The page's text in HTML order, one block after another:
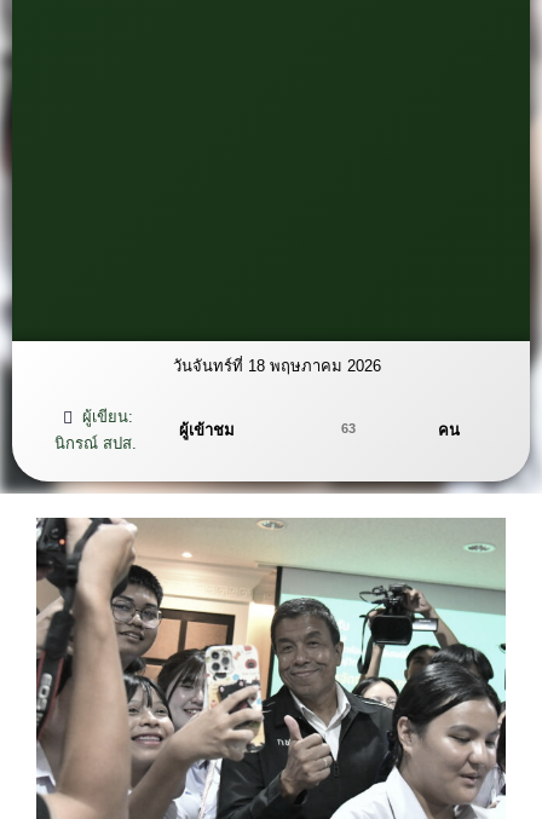
วันจันทร์ที่ 18 พฤษภาคม 2026
ผู้เขียน:
นิกรณ์ สปส.
ผู้เข้าชม 63 คน